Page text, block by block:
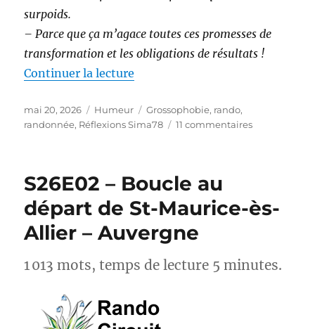
surpoids.
– Parce que ça m’agace toutes ces promesses de
transformation et les obligations de résultats !
Continuer la lecture
Publié
le
mai 20, 2026 Catégories
Humeur Étiquettes
Grossophobie, rando,
randonnée, Réflexions Sima78 11 commentairessur
et
avec
S26E02 – Boucle au
départ de St-Maurice-ès-
Allier – Auvergne
1 013 mots, temps de lecture 5 minutes.